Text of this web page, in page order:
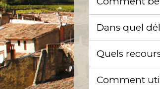
Dans quel
Quels
Comment